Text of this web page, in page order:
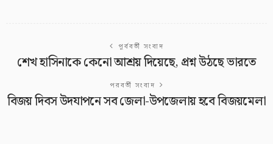
পূর্ববর্তী সংবাদ
শেখ হাসিনাকে কেনো আশ্রয় দিয়েছে, প্রশ্ন উঠছে ভারতে
পরবর্তী সংবাদ
বিজয় দিবস উদযাপনে সব জেলা-উপজেলায় হবে বিজয়মেলা